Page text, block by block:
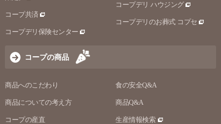
コープ共済
コープデリ保険センター
コープデリ ハウジング
コープデリのお葬式 コプセ
コープの商品
商品へのこだわり
商品についての考え方
コープの産直
食の安全Q&A
商品Q&A
生産情報検索